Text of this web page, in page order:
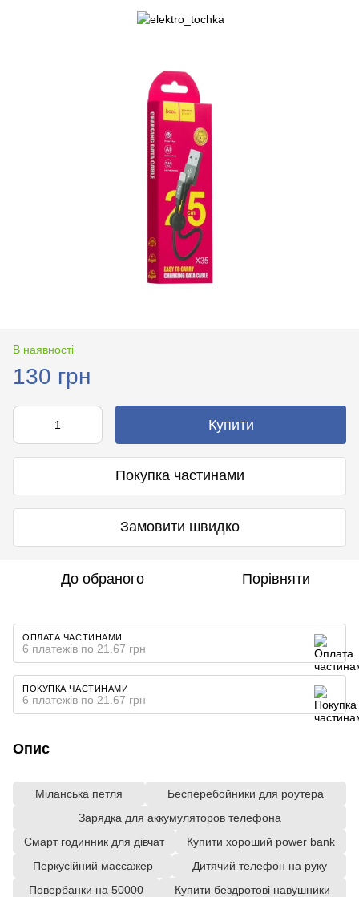
В наявності
130 грн
Купити
Покупка частинами
Замовити швидко
До обраного Порівняти
ОПЛАТА ЧАСТИНАМИ
6 платежів по 21.67 грн
ПОКУПКА ЧАСТИНАМИ
6 платежів по 21.67 грн
Опис
Міланська петля
Бесперебойники для роутера
Зарядка для аккумуляторов телефона
Смарт годинник для дівчат
Купити хороший power bank
Перкусійний массажер
Дитячий телефон на руку
Повербанки на 50000
Купити бездротові навушники